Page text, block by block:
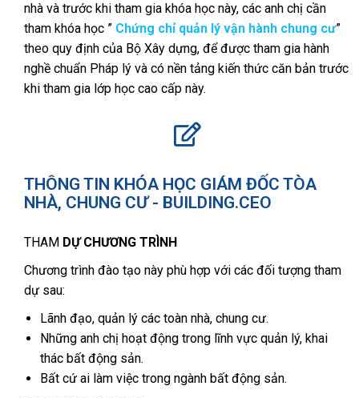
nhà và trước khi tham gia khóa học này, các anh chị cần
tham khóa học ” Chứng chỉ quản lý vận hành chung cư”
theo quy định của Bộ Xây dựng, để được tham gia hành
nghề chuẩn Pháp lý và có nền tảng kiến thức căn bản trước
khi tham gia lớp học cao cấp này.
THÔNG TIN KHÓA HỌC GIÁM ĐỐC TÒA
NHÀ, CHUNG CƯ - BUILDING.CEO
THAM DỰ CHƯƠNG TRÌNH
Chương trình đào tạo này phù hợp với các đối tượng tham
dự sau:
Lãnh đạo, quản lý các toàn nhà, chung cư.
Những anh chị hoạt động trong lĩnh vực quản lý, khai
thác bất động sản.
Bất cứ ai làm việc trong ngành bất động sản.